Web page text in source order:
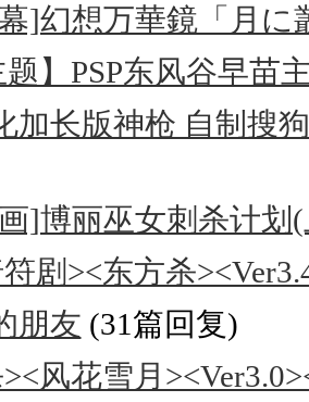
]幻想万華鏡「月に
题】PSP东风谷早苗
加长版神枪 自制搜
]博丽巫女刺杀计划
剧><东方杀
朋友 (31篇回复)
风花雪月